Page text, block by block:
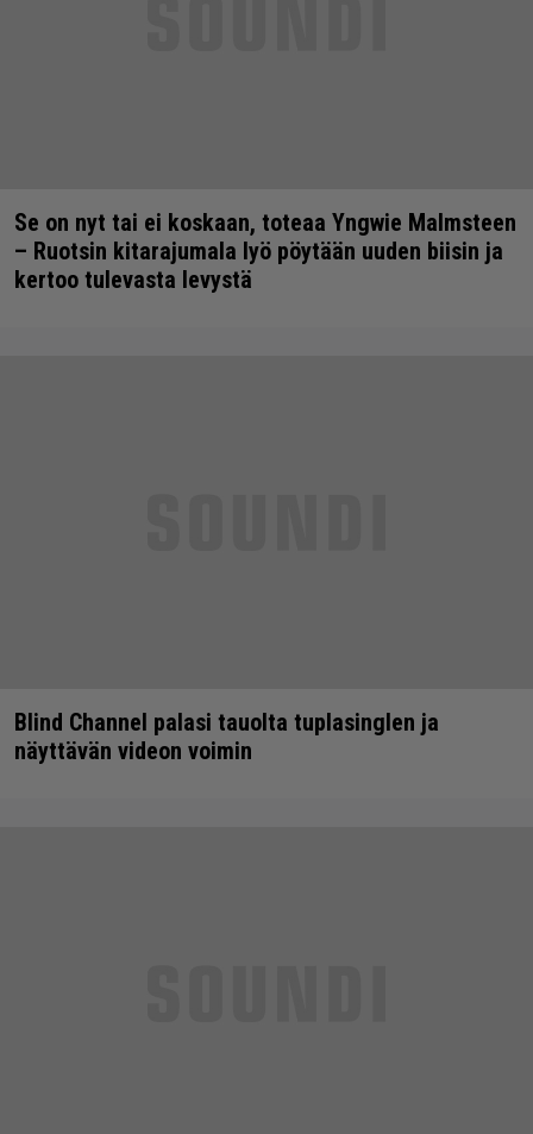
Se on nyt tai ei koskaan, toteaa Yngwie Malmsteen
– Ruotsin kitarajumala lyö pöytään uuden biisin ja
kertoo tulevasta levystä
Blind Channel palasi tauolta tuplasinglen ja
näyttävän videon voimin